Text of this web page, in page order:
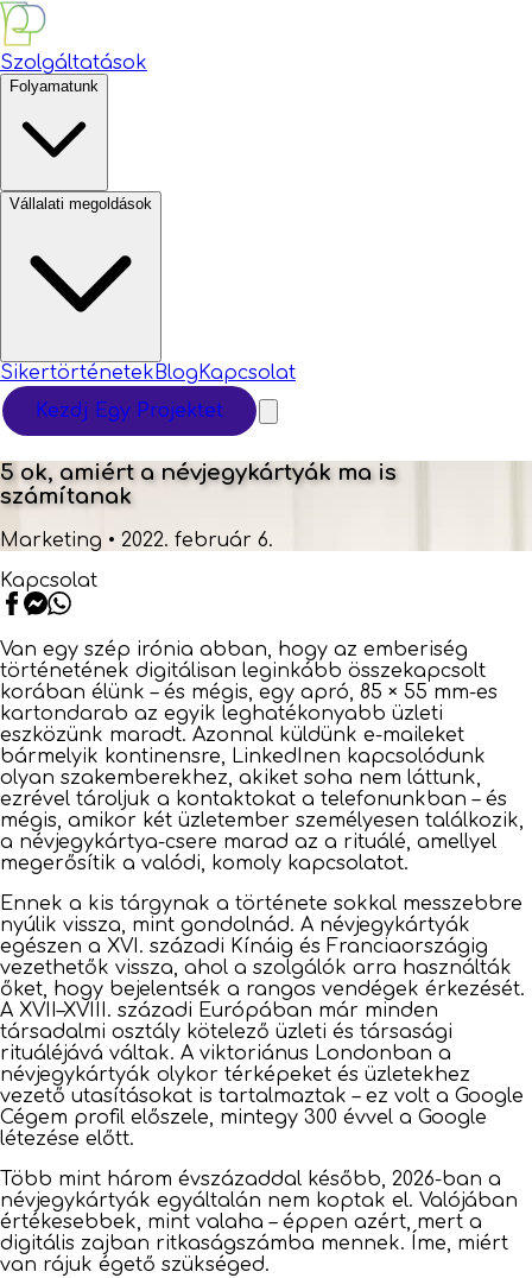
Szolgáltatások
Folyamatunk
Vállalati megoldások
Sikertörténetek BlogKapcsolat
Kezdj Egy Projektet
5 ok, amiért a névjegykártyák ma is
számítanak
Marketing • 2022. február 6.
Kapcsolat
Van egy szép irónia abban, hogy az emberiség
történetének digitálisan leginkább összekapcsolt
korában élünk – és mégis, egy apró, 85 × 55 mm-es
kartondarab az egyik leghatékonyabb üzleti
eszközünk maradt. Azonnal küldünk e-maileket
bármelyik kontinensre, LinkedInen kapcsolódunk
olyan szakemberekhez, akiket soha nem láttunk,
ezrével tároljuk a kontaktokat a telefonunkban – és
mégis, amikor két üzletember személyesen találkozik,
a névjegykártya-csere marad az a rituálé, amellyel
megerősítik a valódi, komoly kapcsolatot.
Ennek a kis tárgynak a története sokkal messzebbre
nyúlik vissza, mint gondolnád. A névjegykártyák
egészen a XVI. századi Kínáig és Franciaországig
vezethetők vissza, ahol a szolgálók arra használták
őket, hogy bejelentsék a rangos vendégek érkezését.
A XVII–XVIII. századi Európában már minden
társadalmi osztály kötelező üzleti és társasági
rituáléjává váltak. A viktoriánus Londonban a
névjegykártyák olykor térképeket és üzletekhez
vezető utasításokat is tartalmaztak – ez volt a Google
Cégem profil előszele, mintegy 300 évvel a Google
létezése előtt.
Több mint három évszázaddal később, 2026-ban a
névjegykártyák egyáltalán nem koptak el. Valójában
értékesebbek, mint valaha – éppen azért, mert a
digitális zajban ritkaságszámba mennek. Íme, miért
van rájuk égető szükséged.